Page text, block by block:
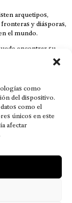
como
del dispositivo.
como el
únicos en este
afectar
arquetipos,
y diásporas,
el mundo.
encontrar su
espacio y
De no ser así, el que
a la sangre; seres
más que los
de seres
vivencias.